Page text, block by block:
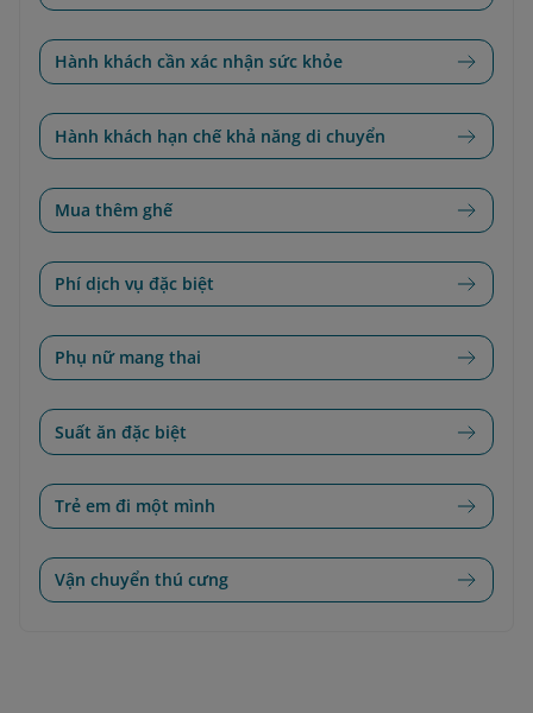
Hành khách cần xác nhận sức khỏe
Hành khách hạn chế khả năng di chuyển
Mua thêm ghế
Phí dịch vụ đặc biệt
Phụ nữ mang thai
Suất ăn đặc biệt
Trẻ em đi một mình
Vận chuyển thú cưng